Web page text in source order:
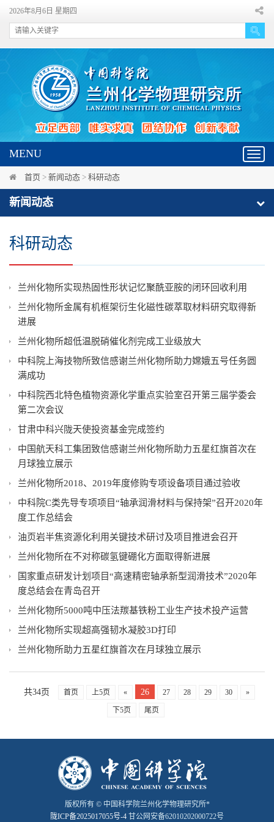
2026年8月6日 星期四
MENU
首页 > 新闻动态 > 科研动态
新闻动态
科研动态
兰州化物所实现热固性形状记忆聚酰亚胺的闭环回收利用
兰州化物所金属有机框架衍生化磁性碳萃取材料研究取得新
进展
兰州化物所超低温脱硝催化剂完成工业级放大
中科院上海技物所致信感谢兰州化物所助力嫦娥五号任务圆
满成功
中科院西北特色植物资源化学重点实验室召开第三届学委会
第二次会议
甘肃中科兴陇天使投资基金完成签约
中国航天科工集团致信感谢兰州化物所助力五星红旗首次在
月球独立展示
兰州化物所2018、2019年度修购专项设备项目通过验收
中科院C类先导专项项目“轴承润滑材料与保持架”召开2020年
度工作总结会
油页岩半焦资源化利用关键技术研讨及项目推进会召开
兰州化物所在不对称碳氢键硼化方面取得新进展
国家重点研发计划项目“高速精密轴承新型润滑技术”2020年
度总结会在青岛召开
兰州化物所5000吨中压法羰基铁粉工业生产技术投产运营
兰州化物所实现超高强韧水凝胶3D打印
兰州化物所助力五星红旗首次在月球独立展示
共34页 首页 上5页 « 26 27 28 29 30 »
下5页 尾页
版权所有 © 中国科学院兰州化学物理研究所*
陇ICP备2025017055号-4 甘公网安备62010202000722号